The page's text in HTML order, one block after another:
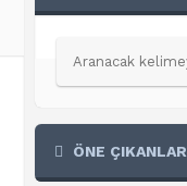
ÖNE ÇIKANLAR